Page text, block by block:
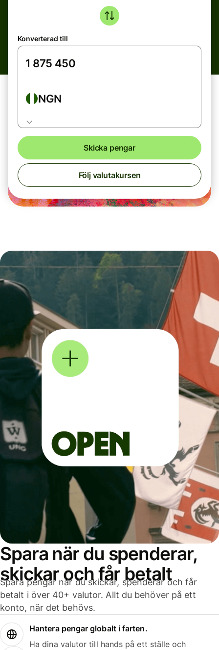
Konverterad till
NGN
Skicka pengar
Följ valutakursen
Spara när du spenderar,
skickar och får betalt
Spara pengar när du skickar, spenderar och får
betalt i över 40+ valutor. Allt du behöver på ett
konto, när det behövs.
Hantera pengar globalt i farten.
Ha dina valutor till hands på ett ställe och